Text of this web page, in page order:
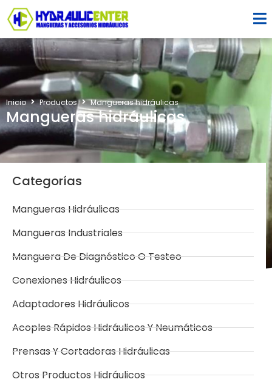
Mangueras hidráulicas
Inicio Productos Mangueras hidráulicas
Categorías
Mangueras Hidráulicas
Mangueras Industriales
Manguera De Diagnóstico O Testeo
Conexiones Hidráulicos
Adaptadores Hidráulicos
Acoples Rápidos Hidráulicos Y Neumáticos
Prensas Y Cortadoras Hidráulicas
Otros Productos Hidráulicos